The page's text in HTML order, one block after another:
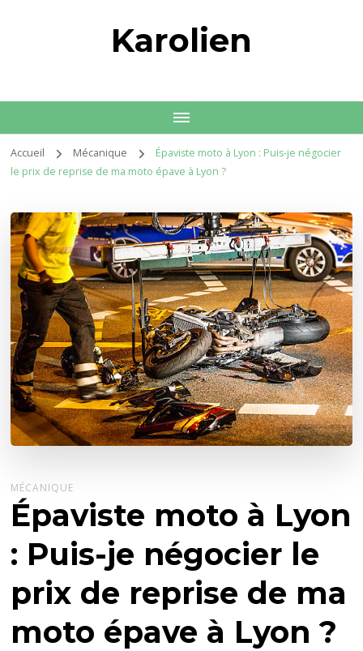
Karolien
Accueil Mécanique
Épaviste moto à Lyon : Puis-je négocier
le prix de reprise de ma moto épave à Lyon ?
MÉCANIQUE
Épaviste moto à Lyon
: Puis-je négocier le
prix de reprise de ma
moto épave à Lyon ?